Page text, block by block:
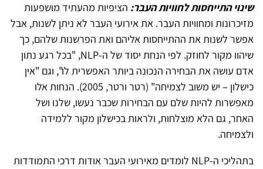
שינוי התייחסות לחוויות העבר: הציפיות מהעתיד מושפעות
מזיכרונות ומחוויות העבר. את אירועי העבר לא ניתן לשנות, אבל
אפשר לשנות את ההתייחסות אליהם ואת הפרשנות שלהם, כך
שיהוו מקור לחוזק. לפי הנחת יסוד של ה-NLP, "בכל רגע נתון
אדם עושה את הבחירה הנכונה ביותר האפשרית לו", וגם "אין
כישלון – יש משוב לצמיחה" (רטר ורטר, 2005). הנחות אלו
מאפשרות להיות שלם עם הבחירות שכבר נעשו, שלנו ושל
האחר, גם הלא מוצלחות, ולראות בכישלון מקור ללמידה
ולצמיחה.
בתהליכי ה-NLP לומדים מאירועי העבר אודות דרכי התמודדות